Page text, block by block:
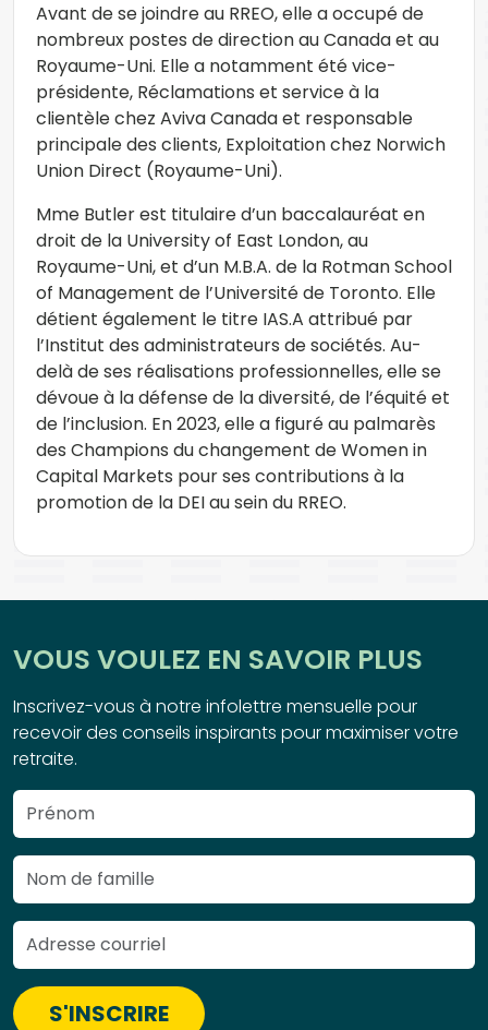
Avant de se joindre au RREO, elle a occupé de
nombreux postes de direction au Canada et au
Royaume-Uni. Elle a notamment été vice-
présidente, Réclamations et service à la
clientèle chez Aviva Canada et responsable
principale des clients, Exploitation chez Norwich
Union Direct (Royaume-Uni).
Mme Butler est titulaire d’un baccalauréat en
droit de la University of East London, au
Royaume-Uni, et d’un M.B.A. de la Rotman School
of Management de l’Université de Toronto. Elle
détient également le titre IAS.A attribué par
l’Institut des administrateurs de sociétés. Au-
delà de ses réalisations professionnelles, elle se
dévoue à la défense de la diversité, de l’équité et
de l’inclusion. En 2023, elle a figuré au palmarès
des Champions du changement de Women in
Capital Markets pour ses contributions à la
promotion de la DEI au sein du RREO.
VOUS VOULEZ EN SAVOIR PLUS
Inscrivez-vous à notre infolettre mensuelle pour
recevoir des conseils inspirants pour maximiser votre
retraite.
S'INSCRIRE